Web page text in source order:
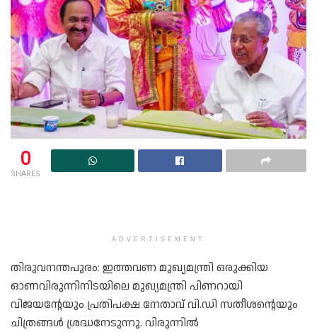
0
SHARES
ADVERTISEMENT
തിരുവനന്തപുരം: ഇത്തവണ മുഖ്യമന്ത്രി ഒരുക്കിയ
ഓണവിരുന്നിനിടയിലെ മുഖ്യമന്ത്രി പിണറായി
വിജയന്റേയും പ്രതിപക്ഷ നേതാവ് വി.ഡി സതീശന്റെയും
ചിത്രങ്ങള്‍ ശ്രദ്ധനേടുന്നു. വിരുന്നില്‍